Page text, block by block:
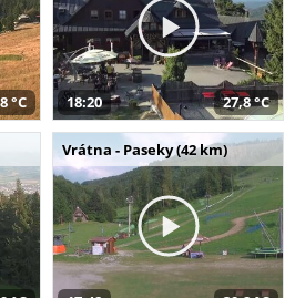
°C 18:20 27,8 °C
Vrátna - Paseky (42 km)